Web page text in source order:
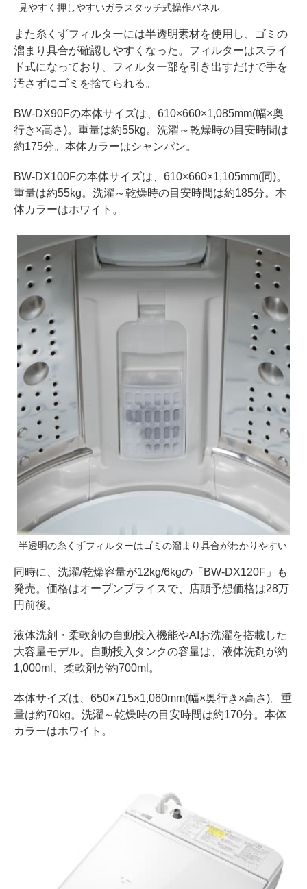
見やすく押しやすいガラスタッチ式操作パネル
また糸くずフィルターには半透明素材を使用し、ゴミの
溜まり具合が確認しやすくなった。フィルターはスライ
ド式になっており、フィルター部を引き出すだけで手を
汚さずにゴミを捨てられる。
BW-DX90Fの本体サイズは、610×660×1,085mm(幅×奥
行き×高さ)。重量は約55kg。洗濯～乾燥時の目安時間は
約175分。本体カラーはシャンパン。
BW-DX100Fの本体サイズは、610×660×1,105mm(同)。
重量は約55kg。洗濯～乾燥時の目安時間は約185分。本
体カラーはホワイト。
半透明の糸くずフィルターはゴミの溜まり具合がわかりやすい
同時に、洗濯/乾燥容量が12kg/6kgの「BW-DX120F」も
発売。価格はオープンプライスで、店頭予想価格は28万
円前後。
液体洗剤・柔軟剤の自動投入機能やAIお洗濯を搭載した
大容量モデル。自動投入タンクの容量は、液体洗剤が約
1,000ml、柔軟剤が約700ml。
本体サイズは、650×715×1,060mm(幅×奥行き×高さ)。重
量は約70kg。洗濯～乾燥時の目安時間は約170分。本体
カラーはホワイト。